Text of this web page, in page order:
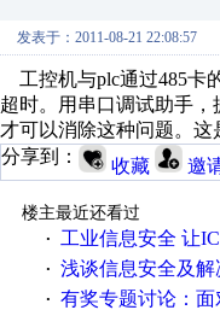
发表于：2011-08-21 22:08:57
工控机与plc通过485卡
超时。用串口调试助手
才可以消除这种问题。这
分享到：
收藏 邀
楼主最近还看过
·
工业信息安全 让
· 浅谈信息安全及解
· 有奖专题讨论：面对低压变频故